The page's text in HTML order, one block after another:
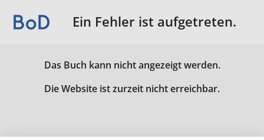
Ein Fehler ist aufgetreten.
Das Buch kann nicht angezeigt werden.
Die Website ist zurzeit nicht erreichbar.